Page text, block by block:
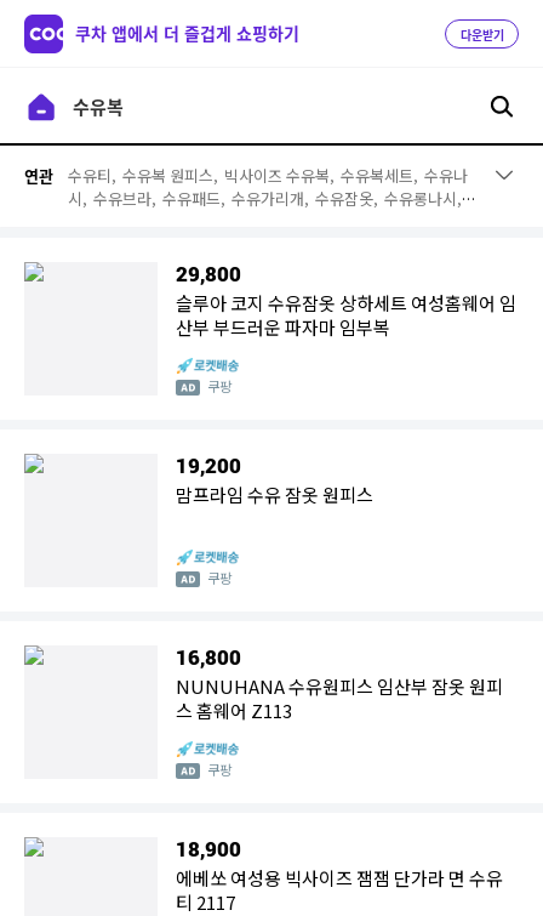
쿠차 앱에서 더 즐겁게 쇼핑하기 다운받기
연관 수유티, 수유복 원피스, 빅사이즈 수유복, 수유복세트, 수유나
시, 수유브라, 수유패드, 수유가리개, 수유잠옷, 수유롱나시,
29,800
슬루아 코지 수유잠옷 상하세트 여성홈웨어 임
산부 부드러운 파자마 임부복
쿠팡
19,200
맘프라임 수유 잠옷 원피스
쿠팡
16,800
NUNUHANA 수유원피스 임산부 잠옷 원피
스 홈웨어 Z113
쿠팡
18,900
에베쏘 여성용 빅사이즈 잼잼 단가라 면 수유
티 2117